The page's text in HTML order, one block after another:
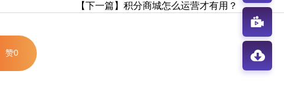
【下一篇】积分商城怎么运营才有用？
赞0